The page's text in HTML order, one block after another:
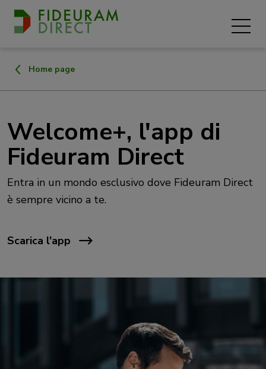
Home page
Welcome+, l'app di
Fideuram Direct
Entra in un mondo esclusivo dove Fideuram Direct
è sempre vicino a te.
Scarica l'app